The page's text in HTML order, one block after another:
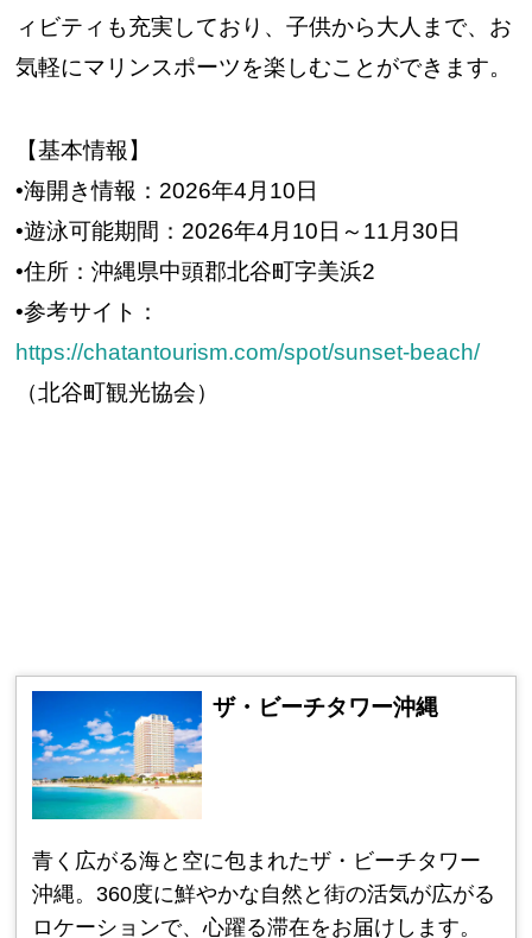
ィビティも充実しており、子供から大人まで、お
気軽にマリンスポーツを楽しむことができます。
【基本情報】
•海開き情報：2026年4月10日
•遊泳可能期間：2026年4月10日～11月30日
•住所：沖縄県中頭郡北谷町字美浜2
•参考サイト：
https://chatantourism.com/spot/sunset-beach/
（北谷町観光協会）
ザ・ビーチタワー沖縄
青く広がる海と空に包まれたザ・ビーチタワー
沖縄。360度に鮮やかな自然と街の活気が広がる
ロケーションで、心躍る滞在をお届けします。